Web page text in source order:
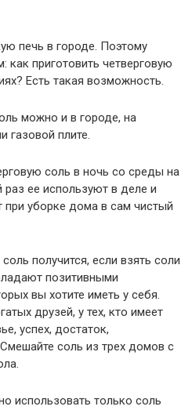
печь в городе. Поэтому
приготовить четверговую
Есть такая возможность.
можно и в городе, на
газовой плите.
соль в ночь со среды на
раз ее используют в деле и
при уборке дома в сам чистый
получится, если взять соли
позитивными
вы хотите иметь у себя.
друзей, у тех, кто имеет
успех, достаток,
соль из трех домов с
использовать только соль